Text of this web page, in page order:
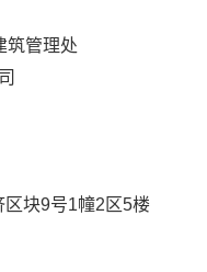
筑管理处
块9号1幢2区5楼